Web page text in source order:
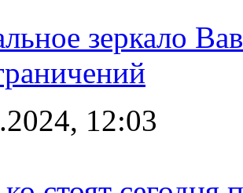
зеркало
12:03